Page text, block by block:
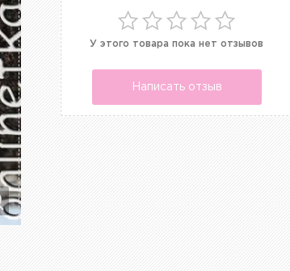
У этого товара пока нет отзывов
Написать отзыв